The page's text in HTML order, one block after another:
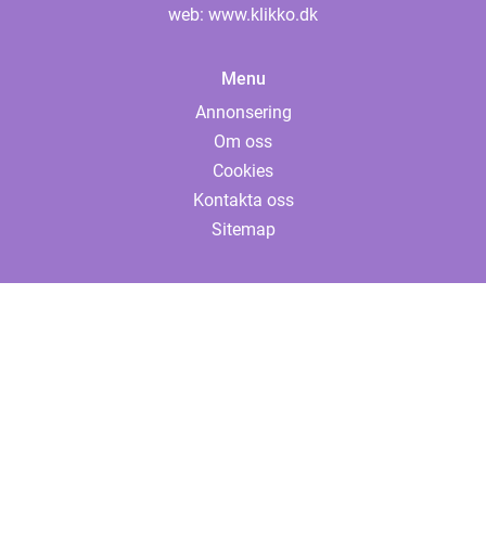
web: www.klikko.dk
Menu
Annonsering
Om oss
Cookies
Kontakta oss
Sitemap